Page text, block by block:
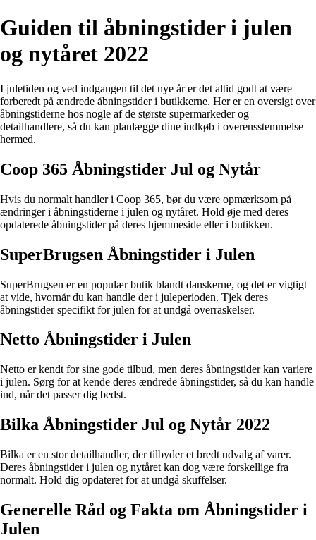
Guiden til åbningstider i julen
og nytåret 2022
I juletiden og ved indgangen til det nye år er det altid godt at være
forberedt på ændrede åbningstider i butikkerne. Her er en oversigt over
åbningstiderne hos nogle af de største supermarkeder og
detailhandlere, så du kan planlægge dine indkøb i overensstemmelse
hermed.
Coop 365 Åbningstider Jul og Nytår
Hvis du normalt handler i Coop 365, bør du være opmærksom på
ændringer i åbningstiderne i julen og nytåret. Hold øje med deres
opdaterede åbningstider på deres hjemmeside eller i butikken.
SuperBrugsen Åbningstider i Julen
SuperBrugsen er en populær butik blandt danskerne, og det er vigtigt
at vide, hvornår du kan handle der i juleperioden. Tjek deres
åbningstider specifikt for julen for at undgå overraskelser.
Netto Åbningstider i Julen
Netto er kendt for sine gode tilbud, men deres åbningstider kan variere
i julen. Sørg for at kende deres ændrede åbningstider, så du kan handle
ind, når det passer dig bedst.
Bilka Åbningstider Jul og Nytår 2022
Bilka er en stor detailhandler, der tilbyder et bredt udvalg af varer.
Deres åbningstider i julen og nytåret kan dog være forskellige fra
normalt. Hold dig opdateret for at undgå skuffelser.
Generelle Råd og Fakta om Åbningstider i
Julen